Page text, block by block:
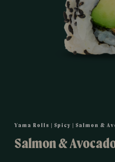
Yama Rolls | Spicy | Salmon &
Salmon &